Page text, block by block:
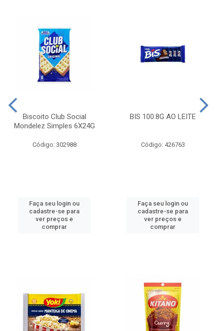
Biscoito Club Social
Mondelez Simples 6X24G
Código: 302988
Faça seu login ou
cadastre-se para
ver preços e
comprar
BIS 100.8G AO LEITE
Código: 426763
Faça seu login ou
cadastre-se para
ver preços e
comprar